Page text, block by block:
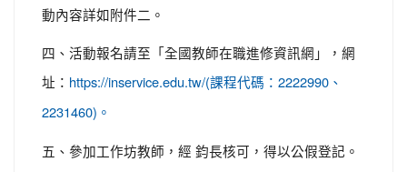
動內容詳如附件二。
四、活動報名請至「全國教師在職進修資訊網」，網
址： https://inservice.edu.tw/(課程代碼：2222990、
2231460)。
五、參加工作坊教師，經 鈞長核可，得以公假登記。